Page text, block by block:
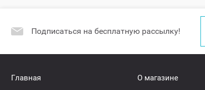
Подписаться на бесплатную рассылку!
Главная
О магазине